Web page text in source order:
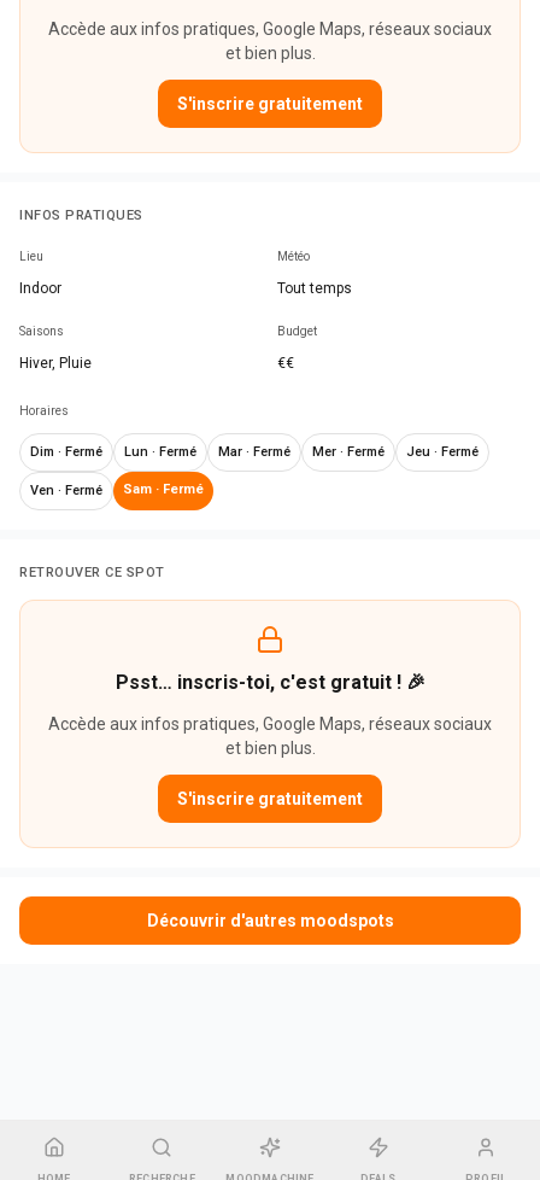
Accède aux infos pratiques, Google Maps, réseaux sociaux
et bien plus.
S'inscrire gratuitement
INFOS PRATIQUES
Lieu
Indoor
Météo
Tout temps
Saisons
Hiver, Pluie
Budget
€€
Horaires
Dim · Fermé Lun · Fermé Mar · Fermé Mer · Fermé Jeu · Fermé
Ven · Fermé Sam · Fermé
RETROUVER CE SPOT
Psst… inscris-toi, c'est gratuit ! 🎉
Accède aux infos pratiques, Google Maps, réseaux sociaux
et bien plus.
S'inscrire gratuitement
Découvrir d'autres moodspots